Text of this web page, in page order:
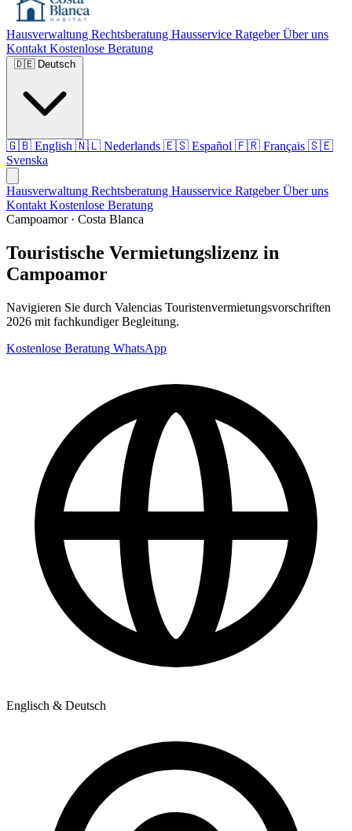
Hausverwaltung Rechtsberatung Hausservice RatgeberÜber uns
Kontakt Kostenlose Beratung
🇩🇪 Deutsch
🇬🇧 English 🇳🇱 Nederlands 🇪🇸 Español 🇫🇷 Français 🇸🇪
Svenska
Hausverwaltung Rechtsberatung Hausservice RatgeberÜber uns
Kontakt Kostenlose Beratung
Campoamor · Costa Blanca
Touristische Vermietungslizenz in
Campoamor
Navigieren Sie durch Valencias Touristenvermietungsvorschriften
2026 mit fachkundiger Begleitung.
Kostenlose Beratung WhatsApp
Englisch & Deutsch